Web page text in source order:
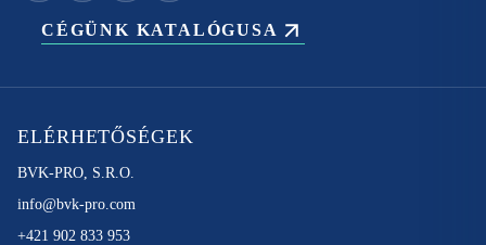
CÉGÜNK KATALÓGUSA
ELÉRHETŐSÉGEK
BVK-PRO, S.R.O.
info@bvk-pro.com
+421 902 833 953